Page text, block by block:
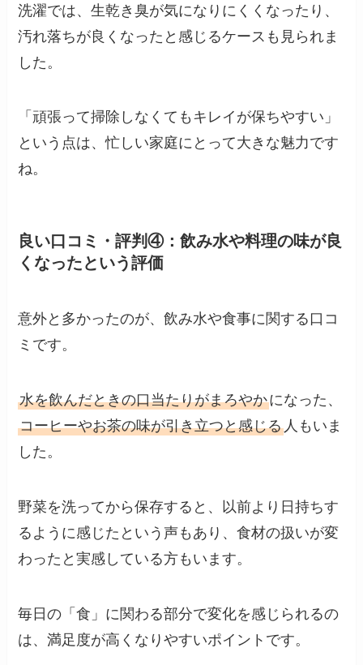
洗濯では、生乾き臭が気になりにくくなったり、
汚れ落ちが良くなったと感じるケースも見られま
した。
「頑張って掃除しなくてもキレイが保ちやすい」
という点は、忙しい家庭にとって大きな魅力です
ね。
良い口コミ・評判④：飲み水や料理の味が良
くなったという評価
意外と多かったのが、飲み水や食事に関する口コ
ミです。
水を飲んだときの口当たりがまろやかになった、
コーヒーやお茶の味が引き立つと感じる 人もいま
した。
野菜を洗ってから保存すると、以前より日持ちす
るように感じたという声もあり、食材の扱いが変
わったと実感している方もいます。
毎日の「食」に関わる部分で変化を感じられるの
は、満足度が高くなりやすいポイントです。